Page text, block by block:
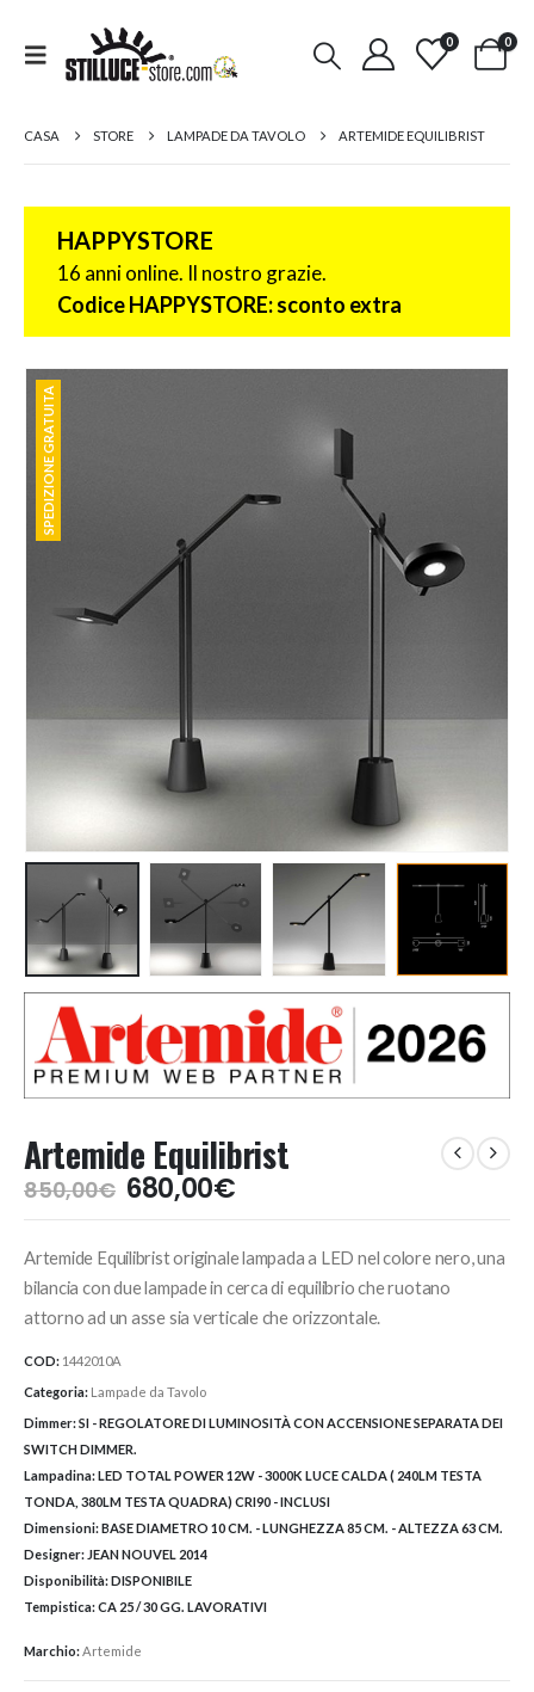
0 0
CASA STORE LAMPADE DA TAVOLO ARTEMIDE EQUILIBRIST
HAPPYSTORE
16 anni online. Il nostro grazie.
Codice HAPPYSTORE: sconto extra
SPEDIZIONE GRATUITA
SPEDIZIONE GRATUITA
Artemide Equilibrist
850,00€ Il
prezzo
era:
850,00€.
680,00€Il
prezzo
è:
680,00€.
Artemide Equilibrist originale lampada a LED nel colore nero, una
bilancia con due lampade in cerca di equilibrio che ruotano
attorno ad un asse sia verticale che orizzontale.
COD: 1442010A
Categoria: Lampade da Tavolo
Dimmer:SI - REGOLATORE DI LUMINOSITÀ CON ACCENSIONE SEPARATA DEI
SWITCH DIMMER.
Lampadina:LED TOTAL POWER 12W - 3000K LUCE CALDA ( 240LM TESTA
TONDA, 380LM TESTA QUADRA) CRI90 - INCLUSI
Dimensioni:BASE DIAMETRO 10 CM. - LUNGHEZZA 85 CM. - ALTEZZA 63 CM.
Designer: JEAN NOUVEL 2014
Disponibilità:DISPONIBILE
Tempistica:CA 25 / 30 GG. LAVORATIVI
Marchio:Artemide